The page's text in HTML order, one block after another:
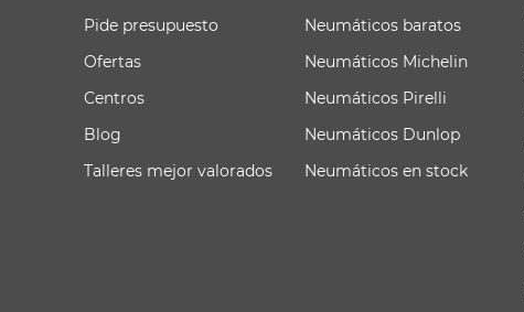
Pide presupuesto
Ofertas
Centros
Blog
Talleres mejor valorados
Neumáticos baratos
Neumáticos Michelin
Neumáticos Pirelli
Neumáticos Dunlop
Neumáticos en stock